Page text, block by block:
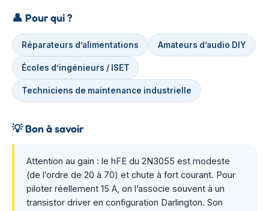
👤 Pour qui ?
Réparateurs d’alimentations Amateurs d’audio DIY
Écoles d’ingénieurs / ISET
Techniciens de maintenance industrielle
💡Bon à savoir
Attention au gain : le hFE du 2N3055 est modeste
(de l’ordre de 20 à 70) et chute à fort courant. Pour
piloter réellement 15 A, on l’associe souvent à un
transistor driver en configuration Darlington. Son